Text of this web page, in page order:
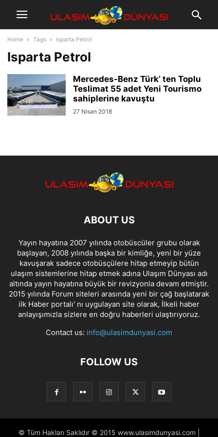
Home Tags Isparta Petrol
Isparta Petrol
Mercedes-Benz Türk’ ten Toplu
Teslimat 55 adet Yeni Tourismo
sahiplerine kavuştu
27 Nisan 2018
ABOUT US
Yayın hayatına 2007 yılında otobüscüler grubu olarak
başlayan, 2008 yılında başka bir kimliğe, yeni bir yüze
kavuşarak sadece otobüsçülere hitap etmeyip bütün
ulaşım sistemlerine hitap etmek adına Ulaşım Dünyası adı
altında yayın hayatına büyük bir revizyonla devam etmiştir.
2015 yılında Forum siteleri arasında yeni bir çağ başlatarak
ilk Haber portalı' nı uygulayan site olarak, İlkeli haber
anlayışımızla sizlere en doğru haberleri ulaştırıyoruz.
Contact us: info@ulasimdunyasi.com
FOLLOW US
© Tüm Hakları Saklıdır © 2015 www.ulasimdunyasi.com |